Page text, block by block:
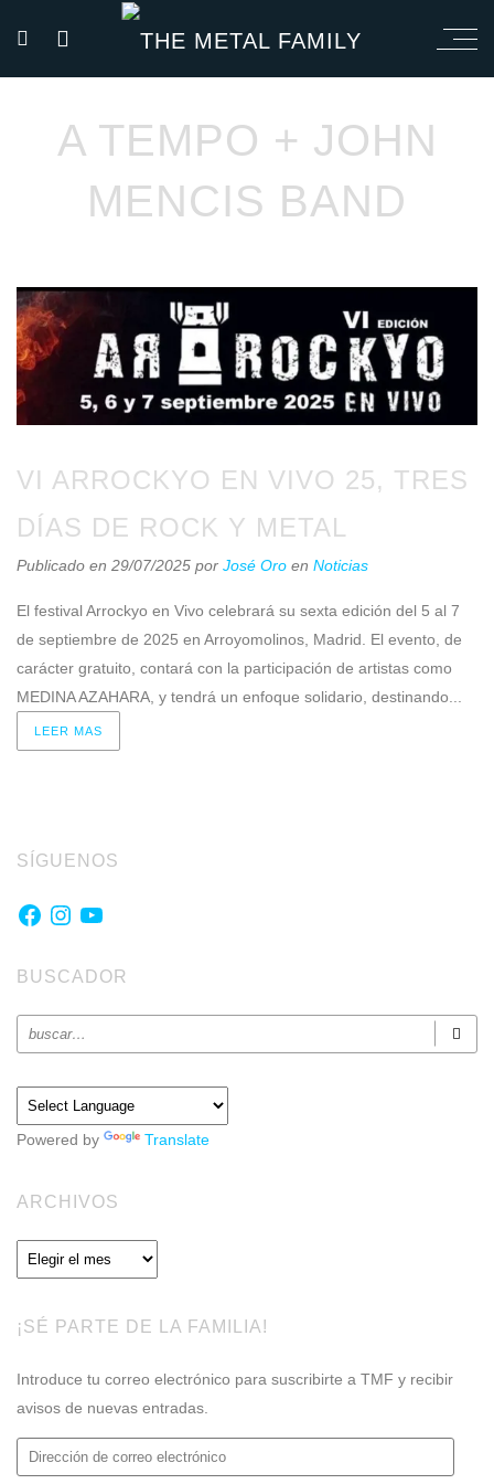
A TEMPO + JOHN
MENCIS BAND
VI ARROCKYO EN VIVO 25, TRES
DÍAS DE ROCK Y METAL
Publicado en 29/07/2025 por José Oro en Noticias
El festival Arrockyo en Vivo celebrará su sexta edición del 5 al 7
de septiembre de 2025 en Arroyomolinos, Madrid. El evento, de
carácter gratuito, contará con la participación de artistas como
MEDINA AZAHARA, y tendrá un enfoque solidario, destinando...
LEER MAS
SÍGUENOS
Facebook
Instagram
YouTube
BUSCADOR
Powered by Translate
ARCHIVOS
Archivos
¡SÉ PARTE DE LA FAMILIA!
Introduce tu correo electrónico para suscribirte a TMF y recibir
avisos de nuevas entradas.
Dirección
de